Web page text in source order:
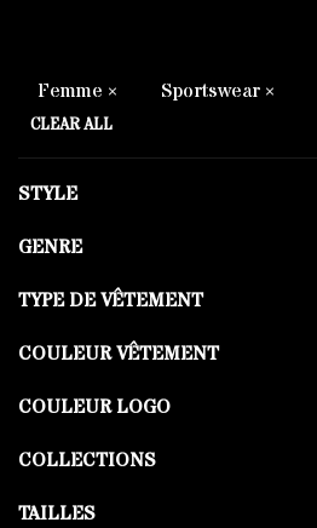
Femme Sportswear
CLEAR ALL
STYLE
GENRE
TYPE DE VÊTEMENT
COULEUR VÊTEMENT
COULEUR LOGO
COLLECTIONS
TAILLES